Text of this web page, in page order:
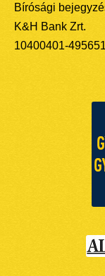
Bírósági
K&H Bank Zrt.
10400401-